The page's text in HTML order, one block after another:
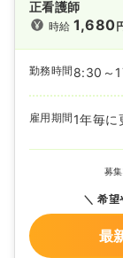
正看護師
時給1,680
勤務時間 8:30～
雇用期間 1年毎に
募
希望
最